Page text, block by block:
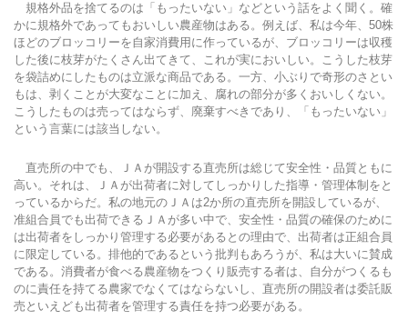
規格外品を捨てるのは「もったいない」などという話をよく聞く。確
かに規格外であってもおいしい農産物はある。例えば、私は今年、50株
ほどのブロッコリーを自家消費用に作っているが、ブロッコリーは収穫
した後に枝芽がたくさん出てきて、これが実においしい。こうした枝芽
を袋詰めにしたものは立派な商品である。一方、小ぶりで奇形のさとい
もは、剥くことが大変なことに加え、腐れの部分が多くおいしくない。
こうしたものは売ってはならず、廃棄すべきであり、「もったいない」
という言葉には該当しない。
直売所の中でも、ＪＡが開設する直売所は総じて安全性・品質ともに
高い。それは、ＪＡが出荷者に対してしっかりした指導・管理体制をと
っているからだ。私の地元のＪＡは2か所の直売所を開設しているが、
准組合員でも出荷できるＪＡが多い中で、安全性・品質の確保のために
は出荷者をしっかり管理する必要があるとの理由で、出荷者は正組合員
に限定している。排他的であるという批判もあろうが、私は大いに賛成
である。消費者が食べる農産物をつくり販売する者は、自分がつくるも
のに責任を持てる農家でなくてはならないし、直売所の開設者は委託販
売といえども出荷者を管理する責任を持つ必要がある。